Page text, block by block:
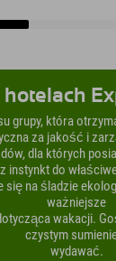
hotelach
grupy, która
za jakość i
dla których
instynkt do
się na śladzie
ważniejsze
wakacji.
czystym
wydawać.